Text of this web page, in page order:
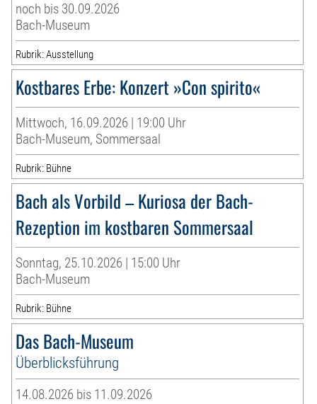
noch bis 30.09.2026
Bach-Museum
Rubrik: Ausstellung
Kostbares Erbe: Konzert »Con spirito«
Mittwoch, 16.09.2026 | 19:00 Uhr
Bach-Museum, Sommersaal
Rubrik: Bühne
Bach als Vorbild – Kuriosa der Bach-
Rezeption im kostbaren Sommersaal
Sonntag, 25.10.2026 | 15:00 Uhr
Bach-Museum
Rubrik: Bühne
Das Bach-Museum
Überblicksführung
14.08.2026 bis 11.09.2026